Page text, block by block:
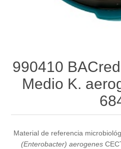
990410
Medio K.
Material de referencia
(Enterobacter) aerogenes